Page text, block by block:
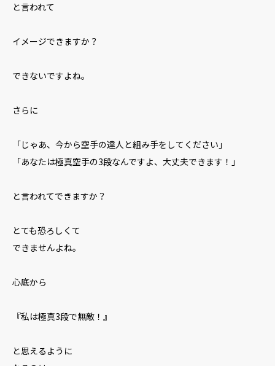
と言われて
イメージできますか？
できないですよね。
さらに
「じゃあ、今から空手の達人と組み手をしてください」
「あなたは極真空手の3段なんですよ、大丈夫できます！」
と言われてできますか？
とても恐ろしくて
できませんよね。
心底から
『私は極真3段で無敵！』
と思えるように